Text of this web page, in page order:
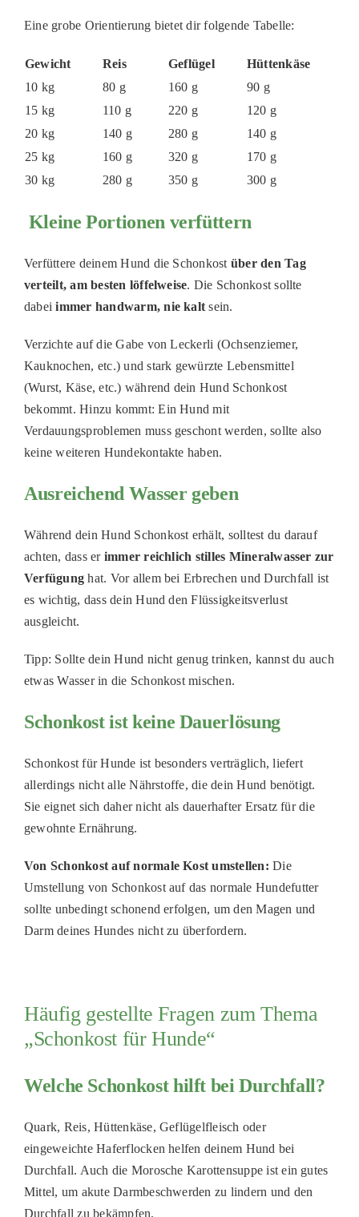
Eine grobe Orientierung bietet dir folgende Tabelle:
Gewicht Reis Geflügel
Hüttenkäse
10 kg
80 g 160 g
90 g
15 kg
110 g 220 g
120 g
20 kg
140 g 280 g
140 g
25 kg
160 g 320 g
170 g
30 kg
280 g 350 g 300 g
Kleine Portionen verfüttern
Verfüttere deinem Hund die Schonkost über den Tag
verteilt, am besten löffelweise. Die Schonkost sollte
dabeiimmer handwarm, nie kalt sein.
Verzichte auf die Gabe von Leckerli (Ochsenziemer,
Kauknochen, etc.) und stark gewürzte Lebensmittel
(Wurst, Käse, etc.) während dein Hund Schonkost
bekommt. Hinzu kommt: Ein Hund mit
Verdauungsproblemen muss geschont werden, sollte also
keine weiteren Hundekontakte haben.
Ausreichend Wasser geben
Während dein Hund Schonkost erhält, solltest du darauf
achten, dass er immer reichlich stilles Mineralwasser zur
Verfügung hat. Vor allem bei Erbrechen und Durchfall ist
es wichtig, dass dein Hund den Flüssigkeitsverlust
ausgleicht.
Tipp: Sollte dein Hund nicht genug trinken, kannst du auch
etwas Wasser in die Schonkost mischen.
Schonkost ist keine Dauerlösung
Schonkost für Hunde ist besonders verträglich, liefert
allerdings nicht alle Nährstoffe, die dein Hund benötigt.
Sie eignet sich daher nicht als dauerhafter Ersatz für die
gewohnte Ernährung.
Von Schonkost auf normale Kost umstellen: Die
Umstellung von Schonkost auf das normale Hundefutter
sollte unbedingt schonend erfolgen, um den Magen und
Darm deines Hundes nicht zu überfordern.
Häufig gestellte Fragen zum Thema
„Schonkost für Hunde“
Welche Schonkost hilft bei Durchfall?
Quark, Reis, Hüttenkäse, Geflügelfleisch oder
eingeweichte Haferflocken helfen deinem Hund bei
Durchfall. Auch die Morosche Karottensuppe ist ein gutes
Mittel, um akute Darmbeschwerden zu lindern und den
Durchfall zu bekämpfen.